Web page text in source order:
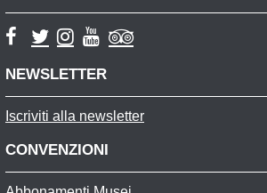
NEWSLETTER
Iscriviti alla newsletter
CONVENZIONI